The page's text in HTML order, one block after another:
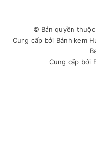
© Bản quyền thuộc
Cung cấp bởi Bánh kem
Cung cấp bởi